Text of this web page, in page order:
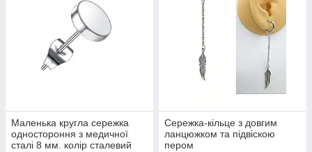
Маленька кругла сережка
одностороння з медичної
сталі 8 мм. колір сталевий
Сережка-кільце з довгим
ланцюжком та підвіскою
пером